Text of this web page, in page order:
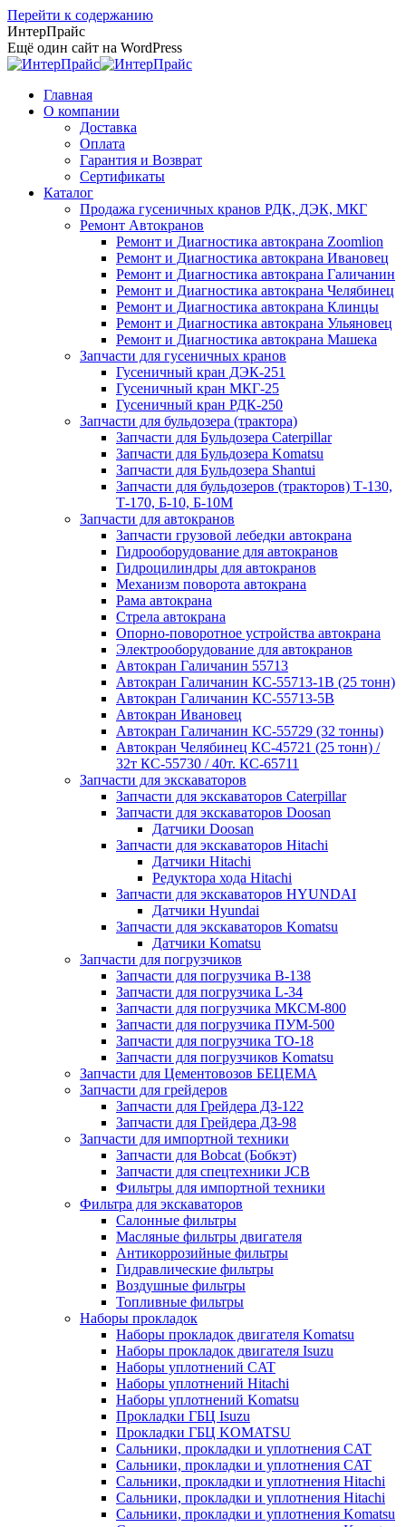
Перейти к содержанию
ИнтерПрайс
Ещё один сайт на WordPress
Главная
О компании
Доставка
Оплата
Гарантия и Возврат
Сертификаты
Каталог
Продажа гусеничных кранов РДК, ДЭК, МКГ
Ремонт Автокранов
Ремонт и Диагностика автокрана Zoomlion
Ремонт и Диагностика автокрана Ивановец
Ремонт и Диагностика автокрана Галичанин
Ремонт и Диагностика автокрана Челябинец
Ремонт и Диагностика автокрана Клинцы
Ремонт и Диагностика автокрана Ульяновец
Ремонт и Диагностика автокрана Машека
Запчасти для гусеничных кранов
Гусеничный кран ДЭК-251
Гусеничный кран МКГ-25
Гусеничный кран РДК-250
Запчасти для бульдозера (трактора)
Запчасти для Бульдозера Caterpillar
Запчасти для Бульдозера Komatsu
Запчасти для Бульдозера Shantui
Запчасти для бульдозеров (тракторов) Т-130,
Т-170, Б-10, Б-10М
Запчасти для автокранов
Запчасти грузовой лебедки автокрана
Гидрооборудование для автокранов
Гидроцилиндры для автокранов
Механизм поворота автокрана
Рама автокрана
Стрела автокрана
Опорно-поворотное устройства автокрана
Электрооборудование для автокранов
Автокран Галичанин 55713
Автокран Галичанин КС-55713-1В (25 тонн)
Автокран Галичанин КС-55713-5В
Автокран Ивановец
Автокран Галичанин КС-55729 (32 тонны)
Автокран Челябинец КС-45721 (25 тонн) /
32т КС-55730 / 40т. КС-65711
Запчасти для экскаваторов
Запчасти для экскаваторов Caterpillar
Запчасти для экскаваторов Doosan
Датчики Doosan
Запчасти для экскаваторов Hitachi
Датчики Hitachi
Редуктора хода Hitachi
Запчасти для экскаваторов HYUNDAI
Датчики Hyundai
Запчасти для экскаваторов Komatsu
Датчики Komatsu
Запчасти для погрузчиков
Запчасти для погрузчика B-138
Запчасти для погрузчика L-34
Запчасти для погрузчика МКСМ-800
Запчасти для погрузчика ПУМ-500
Запчасти для погрузчика ТО-18
Запчасти для погрузчиков Komatsu
Запчасти для Цементовозов БЕЦЕМА
Запчасти для грейдеров
Запчасти для Грейдера ДЗ-122
Запчасти для Грейдера ДЗ-98
Запчасти для импортной техники
Запчасти для Bobcat (Бобкэт)
Запчасти для спецтехники JCB
Фильтры для импортной техники
Фильтра для экскаваторов
Салонные фильтры
Масляные фильтры двигателя
Антикоррозийные фильтры
Гидравлические фильтры
Воздушные фильтры
Топливные фильтры
Наборы прокладок
Наборы прокладок двигателя Komatsu
Наборы прокладок двигателя Isuzu
Наборы уплотнений CAT
Наборы уплотнений Hitachi
Наборы уплотнений Komatsu
Прокладки ГБЦ Isuzu
Прокладки ГБЦ KOMATSU
Сальники, прокладки и уплотнения CAT
Сальники, прокладки и уплотнения CAT
Сальники, прокладки и уплотнения Hitachi
Сальники, прокладки и уплотнения Hitachi
Сальники, прокладки и уплотнения Komatsu